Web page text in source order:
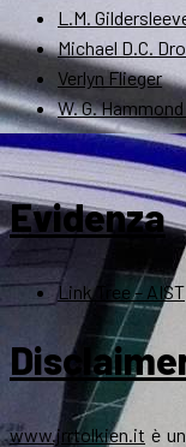
L.M.
Michael D.C.
Verlyn Flieger
W. G.
Evidenza
Link Tree – AIST
www.jrrtolkien.it è